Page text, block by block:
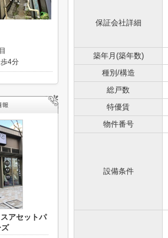
保証会社詳細
築年月(築年数)
種別/構造
総戸数
特優賃
物件番号
設備条件
4分
アセットパ